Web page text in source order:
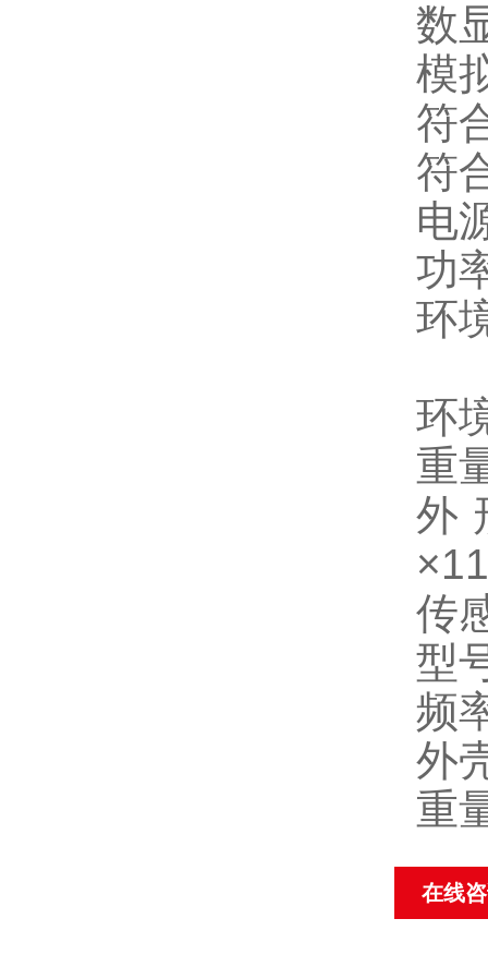
数
模
符
符
电
功
环
环
重
外
传
型
频
外
重
在线